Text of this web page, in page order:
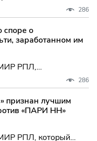
Новгород» (1:0)
«Момент с
меня, я принял мяч
вам и пенальти.
286
споре о
заработанном им
МИР РПЛ,
поделился
который привел к
«ПАРИ НН».
286
признан лучшим
«ПАРИ НН»
РПЛ, который